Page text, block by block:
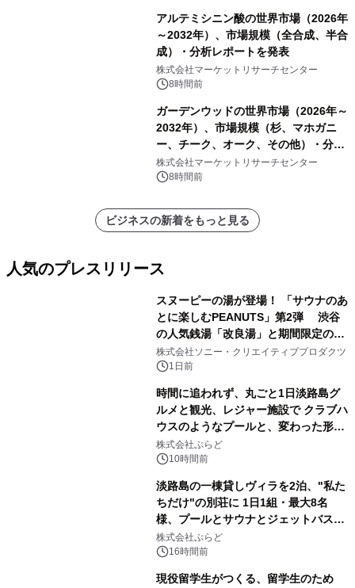
アルテミシニン酸の世界市場（2026年
～2032年）、市場規模（全合成、半合
成）・分析レポートを発表
株式会社マーケットリサーチセンター
8時間前
ガーデンウッドの世界市場（2026年～
2032年）、市場規模（杉、マホガニ
ー、チーク、オーク、その他）・分析
レポートを発表
株式会社マーケットリサーチセンター
8時間前
ビジネスの新着をもっと見る
人気のプレスリリース
スヌーピーの湯が登場！ 「サウナのあ
とに楽しむPEANUTS」第2弾 渋谷
の人気銭湯「改良湯」と期間限定のコ
ラボレーション サウナイキタイコラ
ボグッズも発売決定！
株式会社ソニー・クリエイティブプロダクツ
1日前
時間に追われず、丸ごと1日淡路島グ
ルメと観光、レジャー施設で クラブハ
ウスのようなプールと、変わった形の
サウナも 「THE BOXY AWAJI」のお
得な素泊まり連泊プランで
株式会社ぷらど
10時間前
淡路島の一棟貸しヴィラを2泊、"私た
ちだけ"の別荘に 1日1組・最大8名
様、プールとサウナとジェットバス付
きで Villa Mon Temps AWAJIの連泊
素泊りプラン
株式会社ぷらど
16時間前
現役留学生がつくる、留学生のため